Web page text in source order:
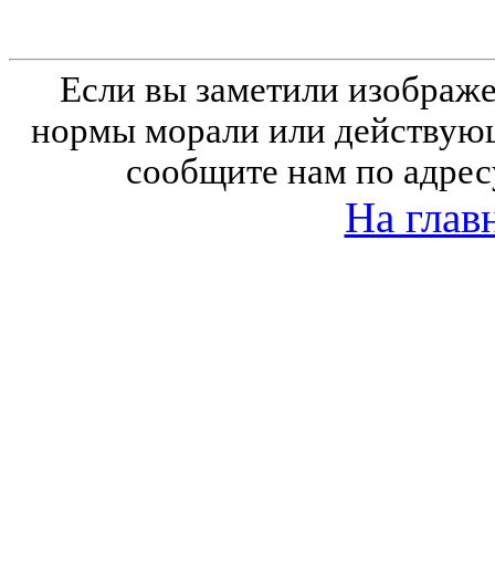
Если вы заметили
нормы морали или
сообщите нам по
На